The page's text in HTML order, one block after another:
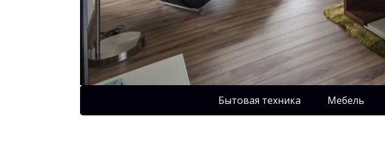
Бытовая техника Мебель